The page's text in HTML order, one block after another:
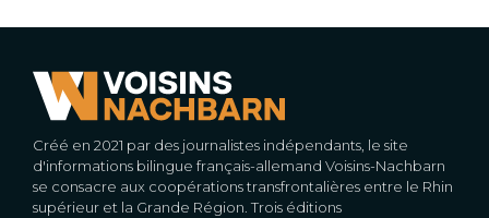
Créé en 2021 par des journalistes indépendants, le site
d'informations bilingue français-allemand Voisins-Nachbarn
se consacre aux coopérations transfrontalières entre le Rhin
supérieur et la Grande Région. Trois éditions